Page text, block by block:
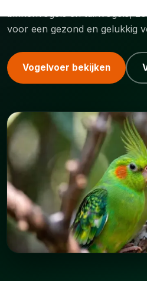
binnenvogels en tuinvogels,
voor een gezond en gelukkig
Vogelvoer bekijken